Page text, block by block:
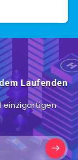
Laufenden
einzigartigen